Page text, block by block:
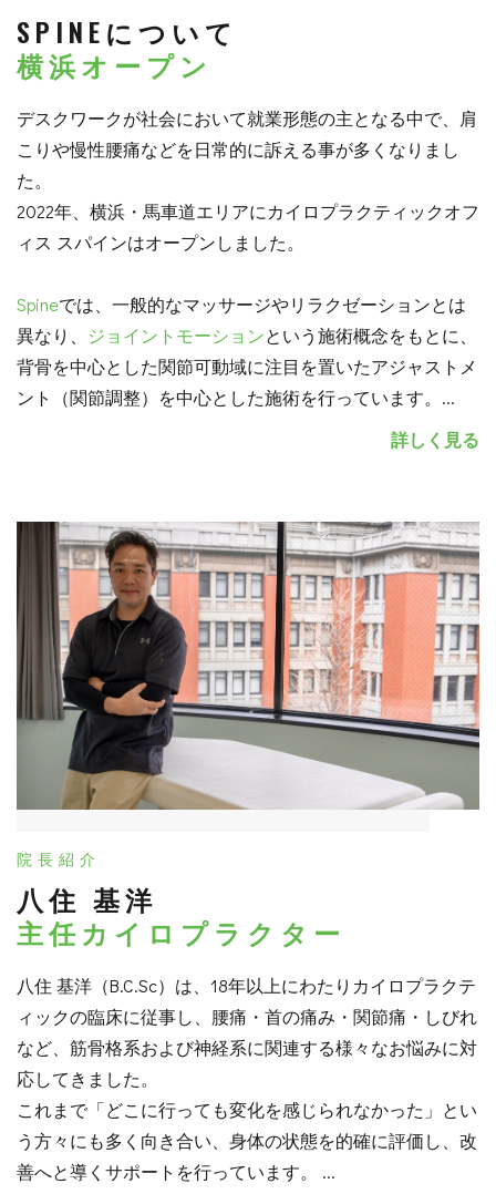
SPINEについて
横浜オープン
デスクワークが社会において就業形態の主となる中で、肩
こりや慢性腰痛などを日常的に訴える事が多くなりまし
た。
2022年、横浜・馬車道エリアにカイロプラクティックオフ
ィス スパインはオープンしました。
Spineでは、一般的なマッサージやリラクゼーションとは
異なり、 ジョイントモーションという施術概念をもとに、
背骨を中心とした関節可動域に注目を置いたアジャストメ
ント（関節調整）を中心とした施術を行っています。 ...
詳しく見る
院長紹介
八住 基洋
主任カイロプラクター
八住 基洋（B.C.Sc）は、18年以上にわたりカイロプラクテ
ィックの臨床に従事し、腰痛・首の痛み・関節痛・しびれ
など、筋骨格系および神経系に関連する様々なお悩みに対
応してきました。
これまで「どこに行っても変化を感じられなかった」とい
う方々にも多く向き合い、身体の状態を的確に評価し、改
善へと導くサポートを行っています。 ...